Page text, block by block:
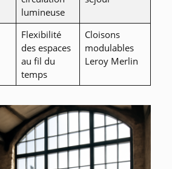
lumineuse
Flexibilité
des espaces
au fil du
temps
Cloisons
modulables
Leroy Merlin